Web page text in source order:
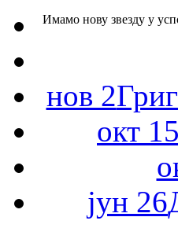
Имамо нову звезду у
нов 2
окт 15
јун 26